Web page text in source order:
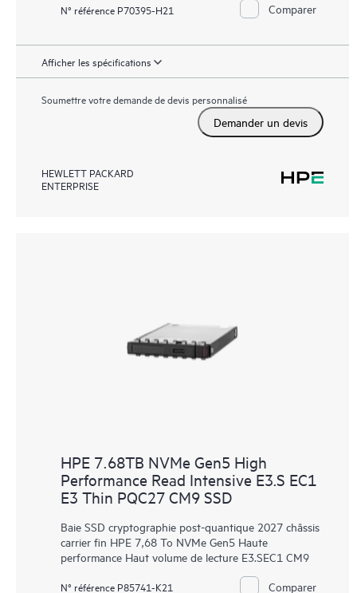
N° référence P70395-H21 Comparer
Afficher les spécifications
Soumettre votre demande de devis personnalisé
Demander un devis
HEWLETT PACKARD
ENTERPRISE
HPE 7.68TB NVMe Gen5 High
Performance Read Intensive E3.S EC1
E3 Thin PQC27 CM9 SSD
Baie SSD cryptographie post-quantique 2027 châssis
carrier fin HPE 7,68 To NVMe Gen5 Haute
performance Haut volume de lecture E3.SEC1 CM9
N° référence P85741-K21 Comparer